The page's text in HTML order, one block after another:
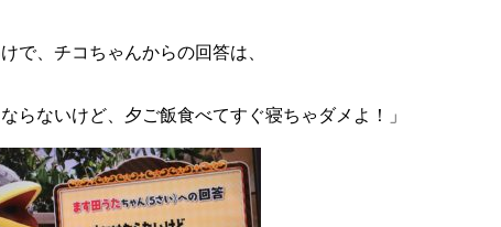
で、チコちゃんからの回答は、
ならないけど、夕ご飯食べてすぐ寝ちゃダメよ！」